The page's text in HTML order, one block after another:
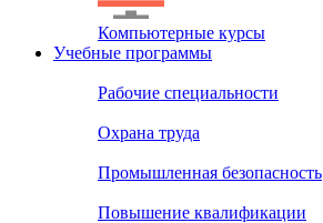
Компьютерные курсы
Учебные программы
Рабочие специальности
Охрана труда
Промышленная безопасность
Повышение квалификации